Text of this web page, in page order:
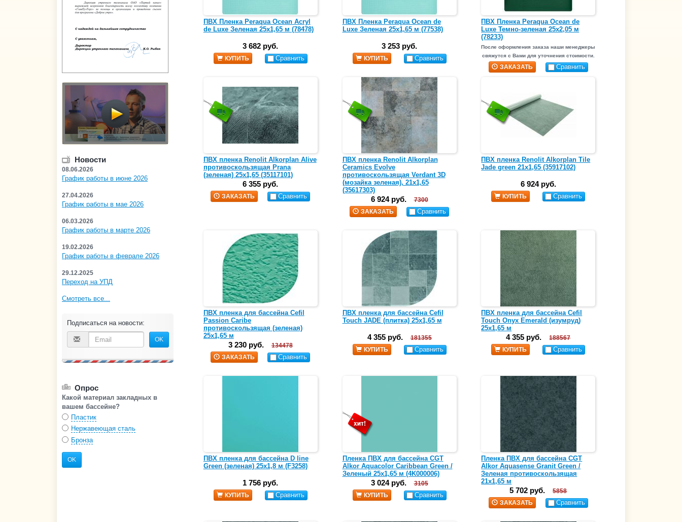
Новости
08.06.2026
График работы в июне 2026
27.04.2026
График работы в мае 2026
06.03.2026
График работы в марте 2026
19.02.2026
График работы в феврале 2026
29.12.2025
Переход на УПД
Смотреть все...
Подписаться на новости:
OK
Опрос
Какой материал закладных в
вашем бассейне?
Пластик
Нержавеющая сталь
Бронза
OK
ПВХ Пленка Peraqua Ocean Acryl
de Luxe Зеленая 25х1,65 м (78478)
3 682 руб.
КУПИТЬ Сравнить
ПВХ Пленка Peraqua Ocean de
Luxe Зеленая 25х1,65 м (77538)
3 253 руб.
КУПИТЬ Сравнить
ПВХ Пленка Peraqua Ocean de
Luxe Темно-зеленая 25х2,05 м
(78233)
После оформления заказа наши менеджеры
свяжутся с Вами для уточнения стоимости.
ЗАКАЗАТЬ Сравнить
ПВХ пленка Renolit Alkorplan Alive
противоскользящая Prana
(зеленая) 25х1,65 (35117101)
6 355 руб.
ЗАКАЗАТЬ Сравнить
ПВХ пленка Renolit Alkorplan
Ceramics Evolve
противоскользящая Verdant 3D
(мозайка зеленая), 21х1,65
(35617303)
6 924 руб.
7300
ЗАКАЗАТЬ
Сравнить
ПВХ пленка Renolit Alkorplan Tile
Jade green 21х1,65 (35917102)
6 924 руб.
КУПИТЬ Сравнить
ПВХ пленка для бассейна Cefil
Passion Caribe
противоскользящая (зеленая)
25х1,65 м
3 230 руб.
134478
ЗАКАЗАТЬ
Сравнить
ПВХ пленка для бассейна Cefil
Touch JADE (плитка) 25х1,65 м
4 355 руб.
181355
КУПИТЬ
Сравнить
ПВХ пленка для бассейна Cefil
Touch Onyx Emerald (изумруд)
25х1,65 м
4 355 руб.
188567
КУПИТЬ
Сравнить
ПВХ пленка для бассейна D line
Green (зеленая) 25х1,8 м (F3258)
1 756 руб.
КУПИТЬ Сравнить
Пленка ПВХ для бассейна CGT
Alkor Aquacolor Caribbean Green /
Зеленый 25х1,65 м (4K000006)
3 024 руб.
3105
КУПИТЬ
Сравнить
Пленка ПВХ для бассейна CGT
Alkor Aquasense Granit Green /
Зеленая противоскользящая
21х1,65 м
5 702 руб.
5858
ЗАКАЗАТЬ
Сравнить